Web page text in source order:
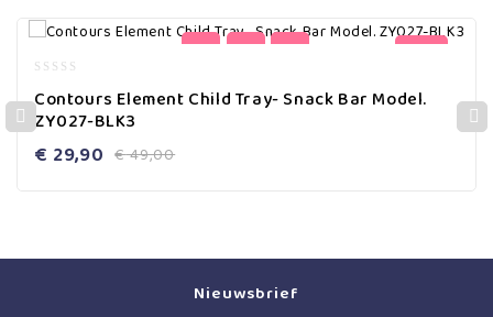
-39%
out
of
Contours Element Child Tray- Snack Bar Model.
ZY027-BLK3
€49,00
€ 29,90
Nieuwsbrief